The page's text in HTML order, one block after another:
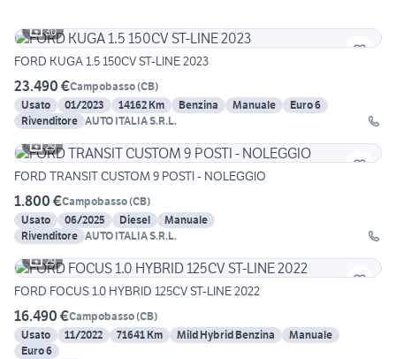
30
FORD KUGA 1.5 150CV ST-LINE 2023
23.490 €Campobasso(CB)
Usato
01/2023 14162 Km Benzina Manuale
Euro 6
Rivenditore AUTO ITALIA S.R.L.
29
FORD TRANSIT CUSTOM 9 POSTI - NOLEGGIO
1.800 €Campobasso(CB)
Usato
06/2025 Diesel
Manuale
Rivenditore AUTO ITALIA S.R.L.
29
FORD FOCUS 1.0 HYBRID 125CV ST-LINE 2022
16.490 €Campobasso(CB)
Usato
11/2022 71641 Km Mild Hybrid Benzina
Manuale
Euro 6